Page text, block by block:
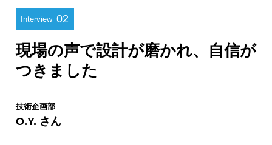
Interview 02
現場の声で設計が磨かれ、自信が
つきました
技術企画部
O.Y. さん